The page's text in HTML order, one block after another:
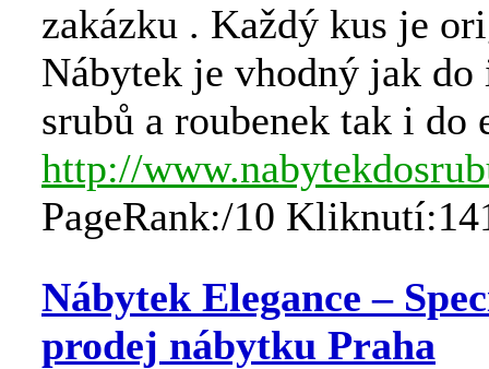
zakázku . Každý kus je
Nábytek je vhodný jak do
srubů a roubenek tak i do
http://
PageRank:/10
Nábytek Elegance –
prodej nábytku Praha